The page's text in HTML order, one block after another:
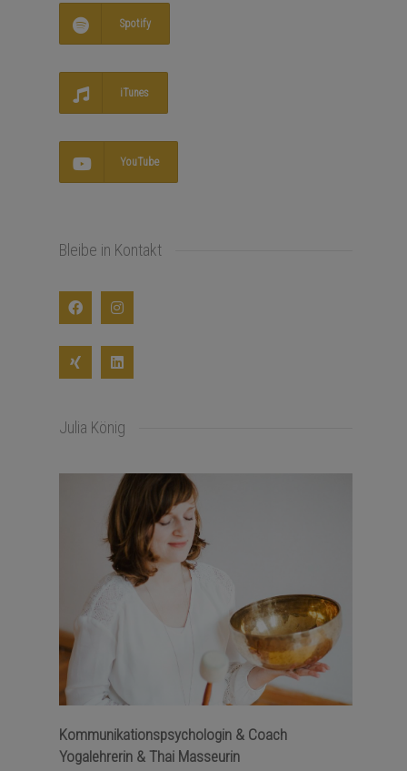
Spotify
iTunes
YouTube
Bleibe in Kontakt
Julia König
Kommunikationspsychologin & Coach
Yogalehrerin & Thai Masseurin